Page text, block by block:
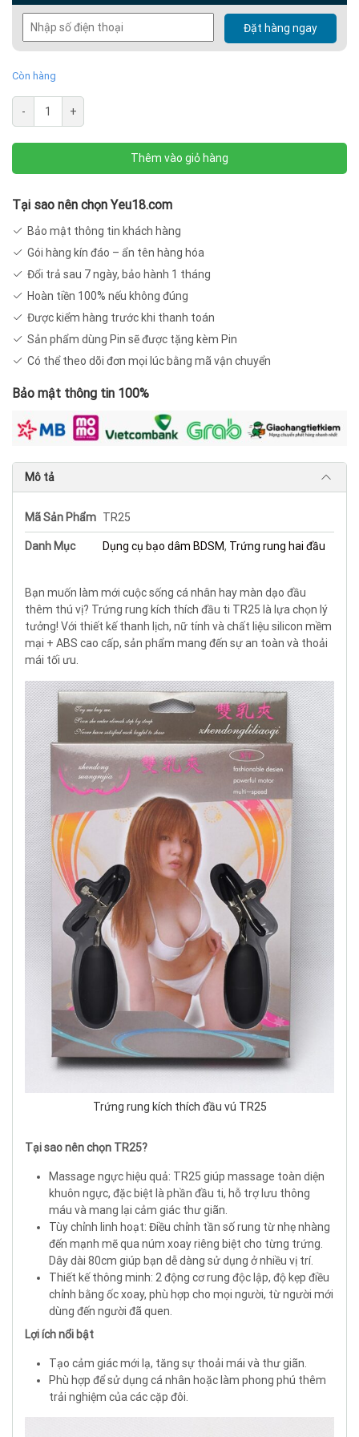
300.000 ₫.là:
268.000 ₫.
Đặt hàng ngay
Còn hàng
-
rung
kích
ti
lượng
+
Thêm vào giỏ hàng
Tại sao nên chọn Yeu18.com
Bảo mật thông tin khách hàng
Gói hàng kín đáo – ẩn tên hàng hóa
Đổi trả sau 7 ngày, bảo hành 1 tháng
Hoàn tiền 100% nếu không đúng
Được kiểm hàng trước khi thanh toán
Sản phẩm dùng Pin sẽ được tặng kèm Pin
Có thể theo dõi đơn mọi lúc bằng mã vận chuyển
Bảo mật thông tin 100%
Mô tả
Mã Sản Phẩm TR25
Danh Mục Dụng cụ bạo dâm BDSM, Trứng rung hai đầu
Bạn muốn làm mới cuộc sống cá nhân hay màn dạo đầu
thêm thú vị? Trứng rung kích thích đầu ti TR25 là lựa chọn lý
tưởng! Với thiết kế thanh lịch, nữ tính và chất liệu silicon mềm
mại + ABS cao cấp, sản phẩm mang đến sự an toàn và thoải
mái tối ưu.
Trứng rung kích thích đầu vú TR25
Tại sao nên chọn TR25?
Massage ngực hiệu quả: TR25 giúp massage toàn diện
khuôn ngực, đặc biệt là phần đầu ti, hỗ trợ lưu thông
máu và mang lại cảm giác thư giãn.
Tùy chỉnh linh hoạt: Điều chỉnh tần số rung từ nhẹ nhàng
đến mạnh mẽ qua núm xoay riêng biệt cho từng trứng.
Dây dài 80cm giúp bạn dễ dàng sử dụng ở nhiều vị trí.
Thiết kế thông minh: 2 động cơ rung độc lập, độ kẹp điều
chỉnh bằng ốc xoay, phù hợp cho mọi người, từ người mới
dùng đến người đã quen.
Lợi ích nổi bật
Tạo cảm giác mới lạ, tăng sự thoải mái và thư giãn.
Phù hợp để sử dụng cá nhân hoặc làm phong phú thêm
trải nghiệm của các cặp đôi.